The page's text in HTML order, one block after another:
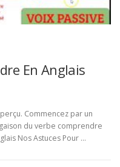
En Anglais
Commencez par un
du verbe comprendre
Nos Astuces Pour …